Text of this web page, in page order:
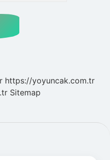
https://yoyuncak.com.tr
Sitemap